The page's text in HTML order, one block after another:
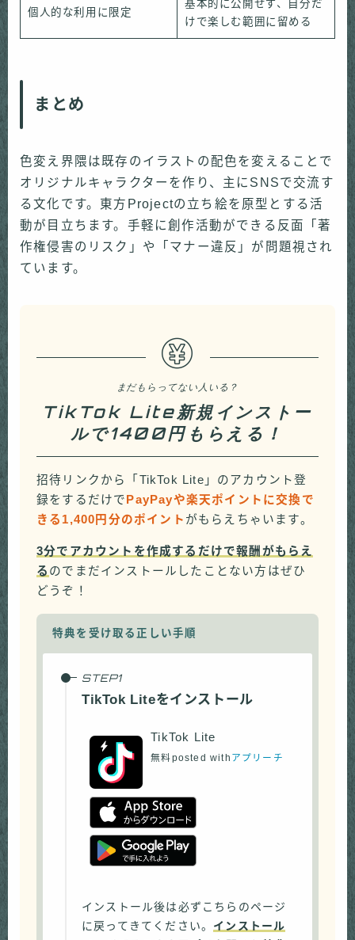
個人的な利用に限定
基本的に公開せず、自分だ
けで楽しむ範囲に留める
まとめ
色変え界隈は既存のイラストの配色を変えることで
オリジナルキャラクターを作り、主にSNSで交流す
る文化です。東方Projectの立ち絵を原型とする活
動が目立ちます。手軽に創作活動ができる反面「著
作権侵害のリスク」や「マナー違反」が問題視され
ています。
まだもらってない人いる？
TikTok Lite新規インストー
ルで1400円もらえる！
招待リンクから「TikTok Lite」のアカウント登
録をするだけで PayPayや楽天ポイントに交換で
きる1,400円分のポイント がもらえちゃいます。
3分でアカウントを作成するだけで報酬がもらえ
る のでまだインストールしたことない方はぜひ
どうぞ！
特典を受け取る正しい手順
TikTok Liteをインストール
TikTok Lite
無料posted with アプリーチ
インストール後は必ずこちらのページ
に戻ってきてください。 インストール